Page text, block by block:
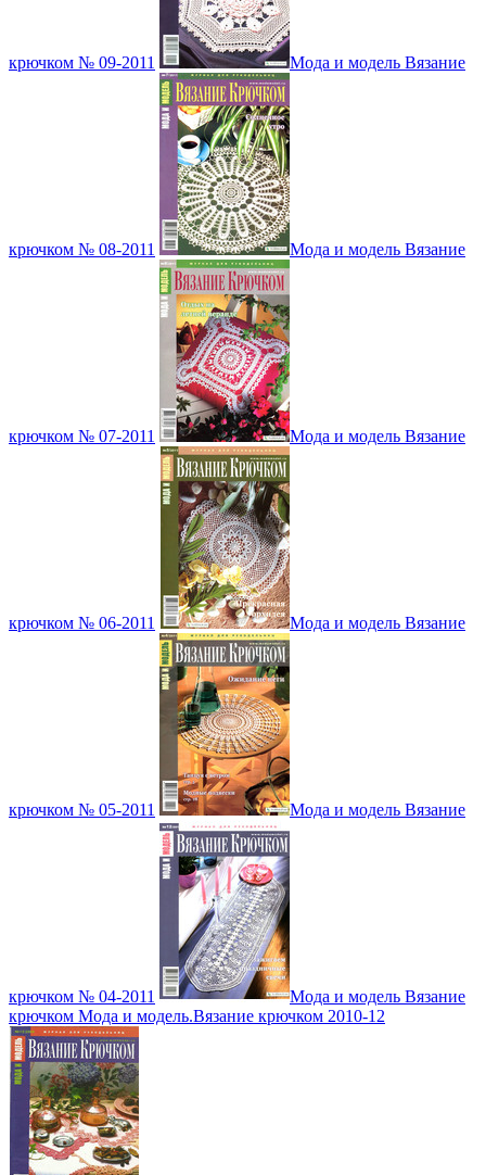
крючком № 09-2011 Мода и модель Вязание
крючком № 08-2011 Мода и модель Вязание
крючком № 07-2011 Мода и модель Вязание
крючком № 06-2011 Мода и модель Вязание
крючком № 05-2011 Мода и модель Вязание
крючком № 04-2011
Мода и модель Вязание
крючком Мода и модель.Вязание крючком 2010-12